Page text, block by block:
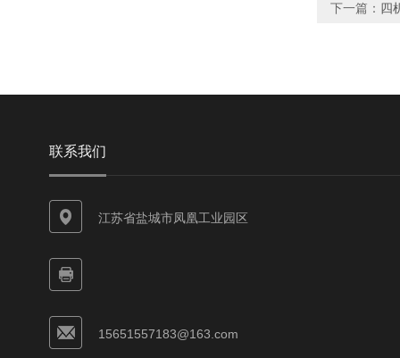
下一篇： 四
联系我们
江苏省盐城市凤凰工业园区
15651557183@163.com